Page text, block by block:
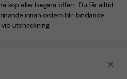
köp eller begära offert. Du får alltid
innan ordern blir bindande.
utcheckning.